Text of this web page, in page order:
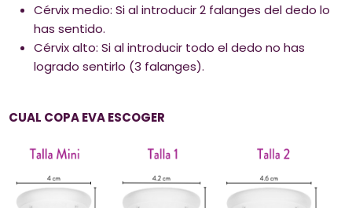
Cérvix medio: Si al introducir 2 falanges del dedo lo
has sentido.
Cérvix alto: Si al introducir todo el dedo no has
logrado sentirlo (3 falanges).
CUAL COPA EVA ESCOGER